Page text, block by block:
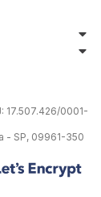
17.507.426/0001-
- SP, 09961-350